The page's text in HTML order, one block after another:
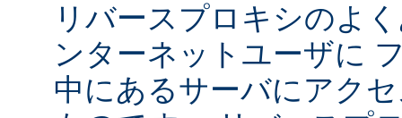
リバースプロキシのよ
ンターネットユーザに
中にあるサーバにアク